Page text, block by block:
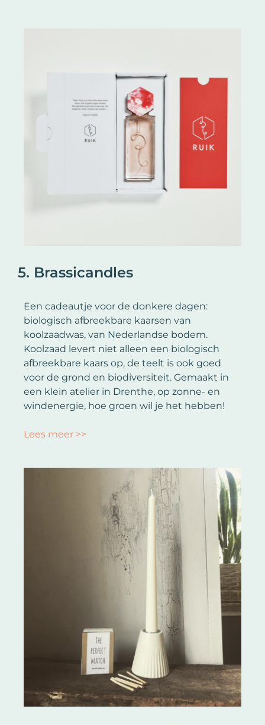
5. Brassicandles
Een cadeautje voor de donkere dagen:
biologisch afbreekbare kaarsen van
koolzaadwas, van Nederlandse bodem.
Koolzaad levert niet alleen een biologisch
afbreekbare kaars op, de teelt is ook goed
voor de grond en biodiversiteit. Gemaakt in
een klein atelier in Drenthe, op zonne- en
windenergie, hoe groen wil je het hebben!
Lees meer >>